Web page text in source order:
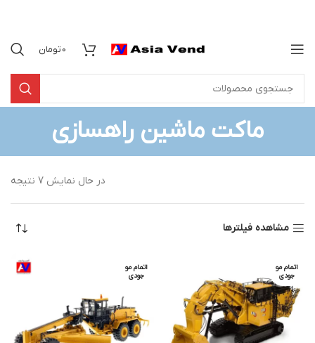
0تومان
ماکت ماشین راهسازی
در حال نمایش 7 نتیجه
مشاهده فیلترها
اتمام مو
جودی
اتمام مو
جودی